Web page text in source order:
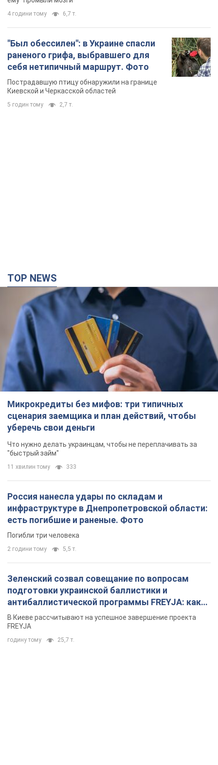
4 години тому 6,7 т.
"Был обессилен": в Украине спасли
раненого грифа, выбравшего для
себя нетипичный маршрут. Фото
Пострадавшую птицу обнаружили на границе
Киевской и Черкасской областей
5 годин тому 2,7 т.
TOP NEWS
Микрокредиты без мифов: три типичных
сценария заемщика и план действий, чтобы
уберечь свои деньги
Что нужно делать украинцам, чтобы не переплачивать за
"быстрый займ"
11 хвилин тому 333
Россия нанесла удары по складам и
инфраструктуре в Днепропетровской области:
есть погибшие и раненые. Фото
Погибли три человека
2 години тому 5,5 т.
Зеленский созвал совещание по вопросам
подготовки украинской баллистики и
антибаллистической программы FREYJA: какие
решения готовятся
В Киеве рассчитывают на успешное завершение проекта
FREYJA
годину тому 25,7 т.